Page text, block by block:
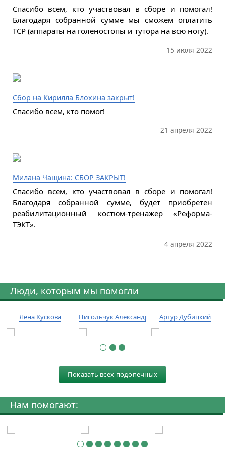
Спасибо всем, кто участвовал в сборе и помогал!
Благодаря собранной сумме мы сможем оплатить
ТСР (аппараты на голеностопы и тутора на всю ногу).
15 июля 2022
Сбор на Кирилла Блохина закрыт!
Спасибо всем, кто помог!
21 апреля 2022
Милана Чащина: СБОР ЗАКРЫТ!
Спасибо всем, кто участвовал в сборе и помогал!
Благодаря собранной сумме, будет приобретен
реабилитационный костюм-тренажер «Реформа-
ТЭКТ».
4 апреля 2022
Люди, которым мы помогли
Лена Кускова Пигольчук Александр Артур Дубицкий
Показать всех подопечных
Нам помогают: